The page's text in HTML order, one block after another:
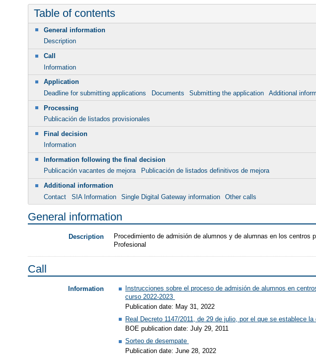
Table of contents
General information
Description
Call
Information
Application
Deadline for submitting applications
Documents Submitting the application
Additional
Processing
Publicación de listados provisionales
Final decision
Information
Information following the final decision
Publicación vacantes de mejora
Publicación de listados definitivos de mejora
Additional information
Contact
SIA Information Single Digital Gateway information Other calls
General information
Description
Procedimiento de admisión de alumnos y de alumnas en los
Profesional
Call
Information
Instrucciones sobre el proceso de admisión de alumnos en
curso 2022-2023
Publication date: May 31, 2022
Real Decreto 1147/2011, de 29 de julio, por el que se establece
BOE publication date: July 29, 2011
Sorteo de desempate
Publication date: June 28, 2022